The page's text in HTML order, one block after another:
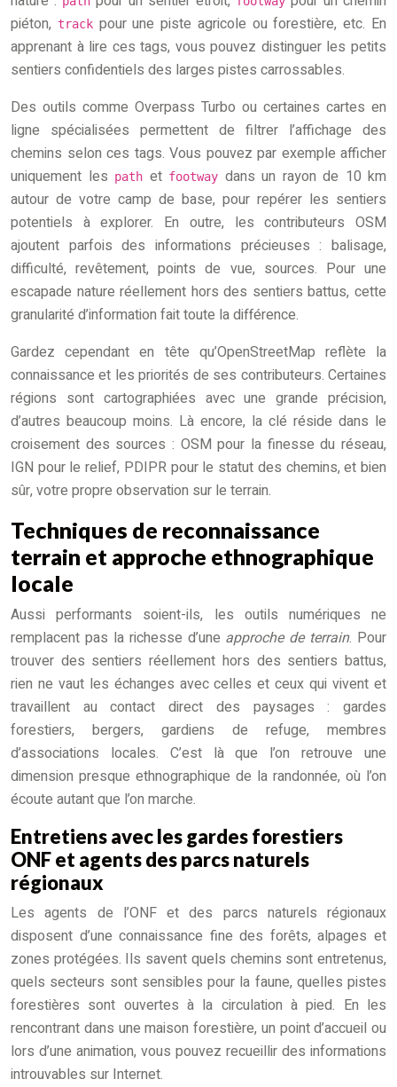
piéton, trackpour une piste agricole ou forestière, etc. En
apprenant à lire ces tags, vous pouvez distinguer les petits
sentiers confidentiels des larges pistes carrossables.
Des outils comme Overpass Turbo ou certaines cartes en
ligne spécialisées permettent de filtrer l’affichage des
chemins selon ces tags. Vous pouvez par exemple afficher
uniquement les path et footway dans un rayon de 10 km
autour de votre camp de base, pour repérer les sentiers
potentiels à explorer. En outre, les contributeurs OSM
ajoutent parfois des informations précieuses : balisage,
difficulté, revêtement, points de vue, sources. Pour une
escapade nature réellement hors des sentiers battus, cette
granularité d’information fait toute la différence.
Gardez cependant en tête qu’OpenStreetMap reflète la
connaissance et les priorités de ses contributeurs. Certaines
régions sont cartographiées avec une grande précision,
d’autres beaucoup moins. Là encore, la clé réside dans le
croisement des sources : OSM pour la finesse du réseau,
IGN pour le relief, PDIPR pour le statut des chemins, et bien
sûr, votre propre observation sur le terrain.
Techniques de reconnaissance
terrain et approche ethnographique
locale
Aussi performants soient-ils, les outils numériques ne
remplacent pas la richesse d’une approche de terrain. Pour
trouver des sentiers réellement hors des sentiers battus,
rien ne vaut les échanges avec celles et ceux qui vivent et
travaillent au contact direct des paysages : gardes
forestiers, bergers, gardiens de refuge, membres
d’associations locales. C’est là que l’on retrouve une
dimension presque ethnographique de la randonnée, où l’on
écoute autant que l’on marche.
Entretiens avec les gardes forestiers
ONF et agents des parcs naturels
régionaux
Les agents de l’ONF et des parcs naturels régionaux
disposent d’une connaissance fine des forêts, alpages et
zones protégées. Ils savent quels chemins sont entretenus,
quels secteurs sont sensibles pour la faune, quelles pistes
forestières sont ouvertes à la circulation à pied. En les
rencontrant dans une maison forestière, un point d’accueil ou
lors d’une animation, vous pouvez recueillir des informations
introuvables sur Internet.